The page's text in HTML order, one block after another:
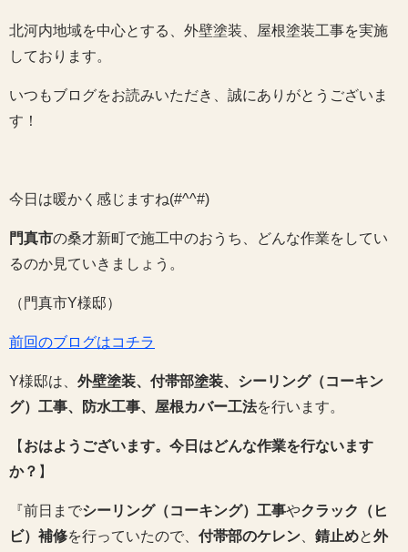
北河内地域を中心とする、外壁塗装、屋根塗装工事を実施
しております。
いつもブログをお読みいただき、誠にありがとうございま
す！
今日は暖かく感じますね(#^^#)
門真市の桑才新町で施工中のおうち、どんな作業をしてい
るのか見ていきましょう。
（門真市Y様邸）
前回のブログはコチラ
Y様邸は、 外壁塗装、付帯部塗装、シーリング（コーキン
グ）工事、防水工事、屋根カバー工法を行います。
【 おはようございます。今日はどんな作業を行ないます
か？ 】
『前日までシーリング（コーキング）工事やクラック（ヒ
ビ）補修を行っていたので、 付帯部のケレン 錆止めと外